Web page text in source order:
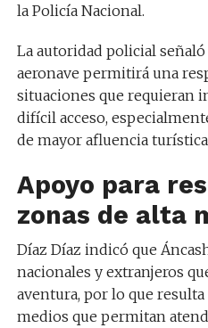
la Policía Nacional.
La autoridad policial
aeronave permitirá una
situaciones que requieran
difícil acceso,
de mayor afluencia
Apoyo para
zonas de alta
Díaz Díaz indicó que
nacionales y extranjeros
aventura, por lo que
medios que permitan